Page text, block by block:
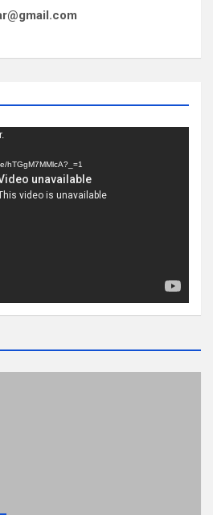
hTGgM7MMlcA?_=1